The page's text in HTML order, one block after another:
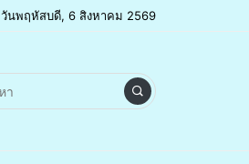
วันพฤหัสบดี, 6 สิงหาคม 2569